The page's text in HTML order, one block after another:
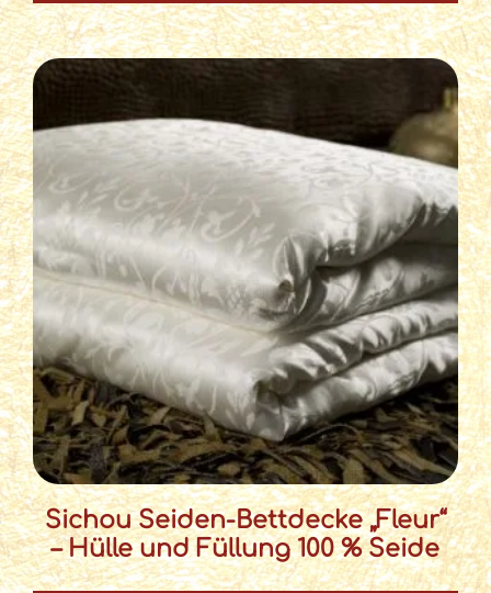
Sichou Seiden-Bettdecke „Fleur“
– Hülle und Füllung 100 % Seide